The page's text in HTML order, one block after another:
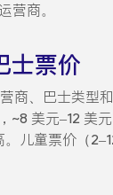
营商。
士票价
商、巴士类型
~8 美元–12
儿童票价（